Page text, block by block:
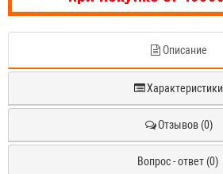
Описание
Характеристики
Отзывов (0)
Вопрос - ответ (0)